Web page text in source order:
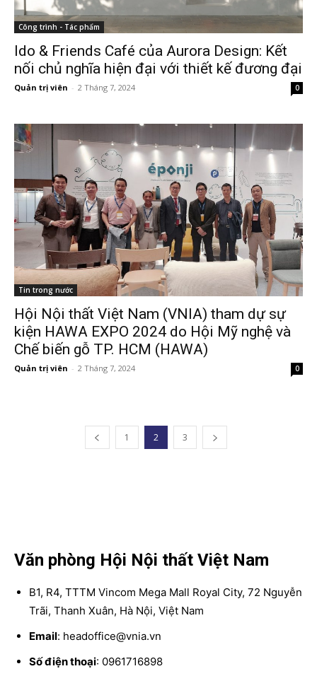
Công trình - Tác phẩm
Ido & Friends Café của Aurora Design: Kết
nối chủ nghĩa hiện đại với thiết kế đương đại
Quản trị viên - 2 Tháng 7, 2024 0
Tin trong nước
Hội Nội thất Việt Nam (VNIA) tham dự sự
kiện HAWA EXPO 2024 do Hội Mỹ nghệ và
Chế biến gỗ TP. HCM (HAWA)
Quản trị viên - 2 Tháng 7, 2024 0
1 2 3
Văn phòng Hội Nội thất Việt Nam
B1, R4, TTTM Vincom Mega Mall Royal City, 72 Nguyễn
Trãi, Thanh Xuân, Hà Nội, Việt Nam
Email: headoffice@vnia.vn
Số điện thoại: 0961716898